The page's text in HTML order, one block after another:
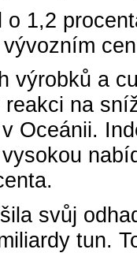
o 1,2
výrobků a
na
Oceánii.
svůj
tun.